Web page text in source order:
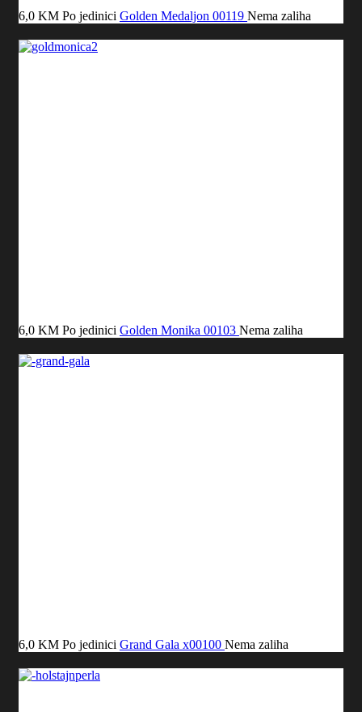
6,0 KM Po jedinici Golden Medaljon 00119 Nema zaliha
6,0 KM Po jedinici Golden Monika 00103 Nema zaliha
6,0 KM Po jedinici Grand Gala x00100 Nema zaliha